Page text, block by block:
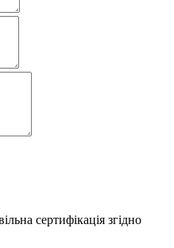
сертифікація згідно